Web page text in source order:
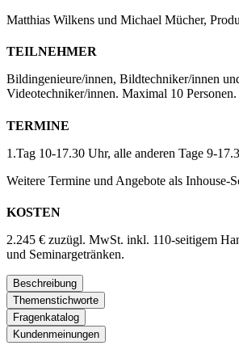
Matthias Wilkens und Michael Mücher,
TEILNEHMER
Bildingenieure/innen, Bildtechniker/innen
Videotechniker/innen. Maximal 10 Personen.
TERMINE
1.Tag 10-17.30 Uhr, alle anderen Tage 9-
Weitere Termine und Angebote als Inhouse-
KOSTEN
2.245 € zuzügl. MwSt. inkl. 110-seitigem
und Seminargetränken.
Beschreibung
Themenstichworte
Fragenkatalog
Kundenmeinungen